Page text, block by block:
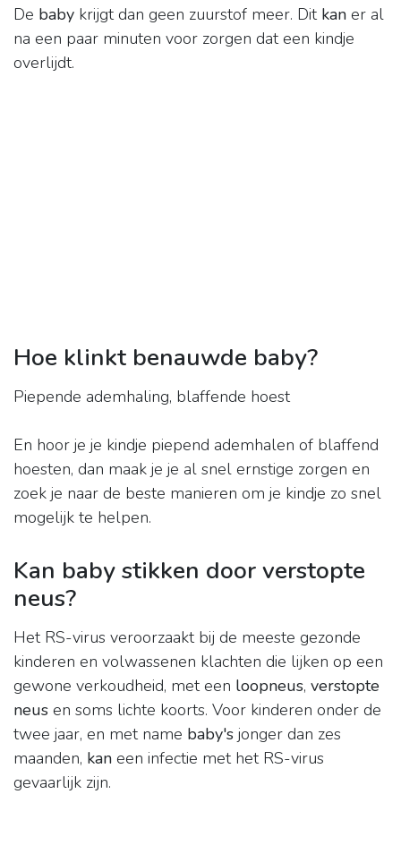
De baby krijgt dan geen zuurstof meer. Dit kan er al
na een paar minuten voor zorgen dat een kindje
overlijdt.
Hoe klinkt benauwde baby?
Piepende ademhaling, blaffende hoest
En hoor je je kindje piepend ademhalen of blaffend
hoesten, dan maak je je al snel ernstige zorgen en
zoek je naar de beste manieren om je kindje zo snel
mogelijk te helpen.
Kan baby stikken door verstopte
neus?
Het RS-virus veroorzaakt bij de meeste gezonde
kinderen en volwassenen klachten die lijken op een
gewone verkoudheid, met een loopneus, verstopte
neus en soms lichte koorts. Voor kinderen onder de
twee jaar, en met name baby's jonger dan zes
maanden, kan een infectie met het RS-virus
gevaarlijk zijn.